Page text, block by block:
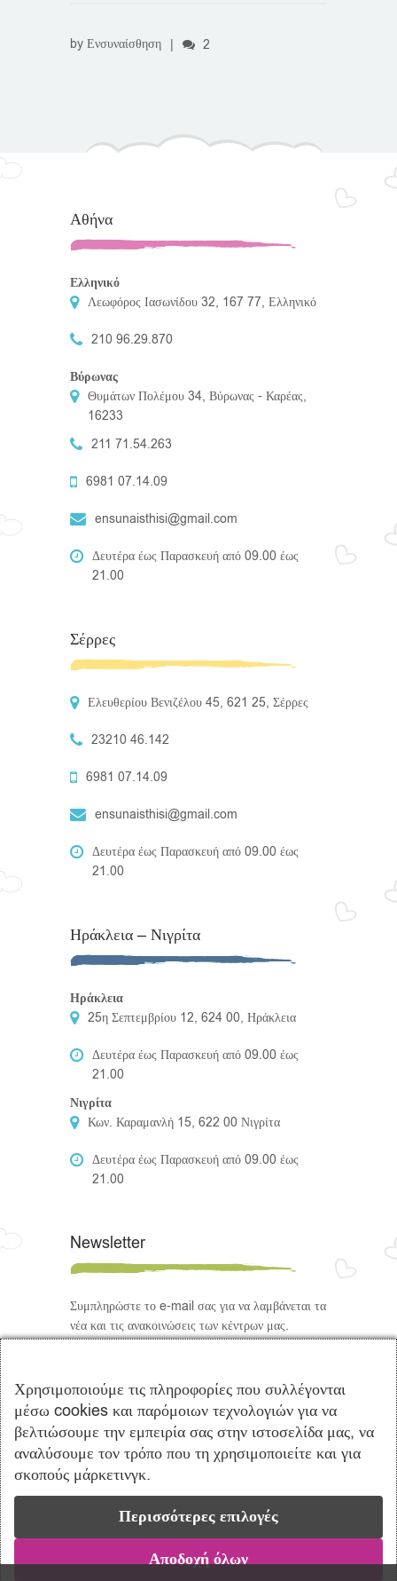
by Ενσυναίσθηση | 2
Αθήνα
Ελληνικό
Λεωφόρος Ιασωνίδου 32, 167 77, Ελληνικό
210 96.29.870
Βύρωνας
Θυμάτων Πολέμου 34, Βύρωνας - Καρέας,
16233
211 71.54.263
6981 07.14.09
ensunaisthisi@gmail.com
Δευτέρα έως Παρασκευή από 09.00 έως
21.00
Σέρρες
Ελευθερίου Βενιζέλου 45, 621 25, Σέρρες
23210 46.142
6981 07.14.09
ensunaisthisi@gmail.com
Δευτέρα έως Παρασκευή από 09.00 έως
21.00
Ηράκλεια – Νιγρίτα
Ηράκλεια
25η Σεπτεμβρίου 12, 624 00, Ηράκλεια
Δευτέρα έως Παρασκευή από 09.00 έως
21.00
Νιγρίτα
Κων. Καραμανλή 15, 622 00 Νιγρίτα
Δευτέρα έως Παρασκευή από 09.00 έως
21.00
Newsletter
Συμπληρώστε το e-mail σας για να λαμβάνεται τα
νέα και τις ανακοινώσεις των κέντρων μας.
Copyright © 2021 Πρότυπα Κέντρα
Λογοθεραπείας Ενσυναίσθηση | Powered by
Vrisko.gr
Χρησιμοποιούμε τις πληροφορίες που συλλέγονται
μέσω cookies και παρόμοιων τεχνολογιών για να
βελτιώσουμε την εμπειρία σας στην ιστοσελίδα μας, να
αναλύσουμε τον τρόπο που τη χρησιμοποιείτε και για
σκοπούς μάρκετινγκ.
Περισσότερες επιλογές
Αποδοχή όλων